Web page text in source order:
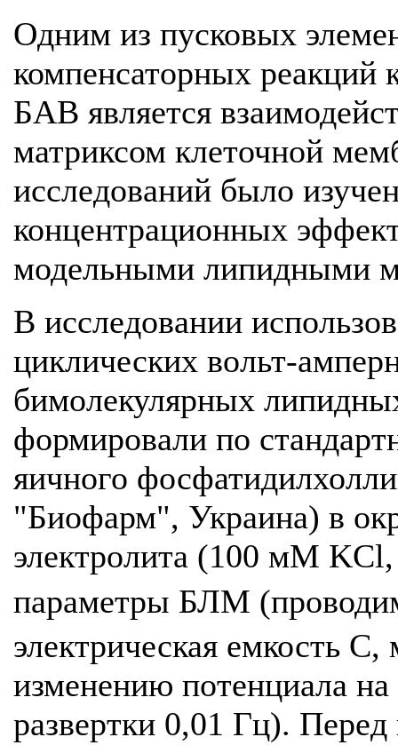
Одним из пусковых
компенсаторных реакций
БАВ является
матриксом клеточной
исследований было
концентрационных
модельными липидными
В исследовании
циклических вольт-
бимолекулярных
формировали по
яичного
"Биофарм", Украина) в
электролита (100 мМ
параметры БЛМ
электрическая емкость
изменению потенциала
развертки 0,01 Гц).